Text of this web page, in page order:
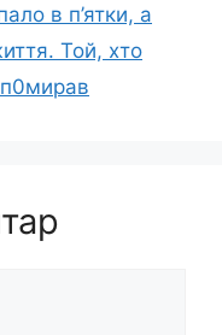
в п’ятки, а
Той, хто
п0миpaв